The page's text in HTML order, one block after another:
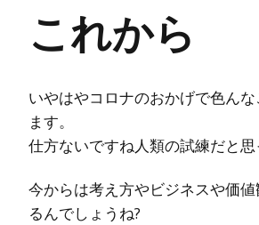
これから
いやはやコロナのおかげで色ん
ます。
仕方ないですね人類の試練だと思
今からは考え方やビジネスや価値
るんでしょうね?